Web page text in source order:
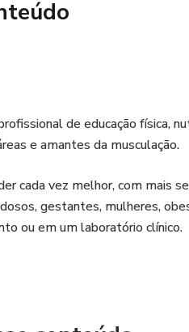
e combinação
de educação física,
e amantes da musculação.
cada vez melhor, com mais
gestantes, mulheres,
ou em um laboratório clínico.